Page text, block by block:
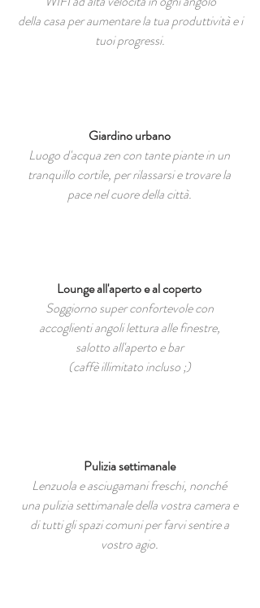
della casa per aumentare la tua produttività e i
tuoi progressi.
Giardino urbano
Luogo d'acqua zen con tante piante in un
tranquillo cortile, per rilassarsi e trovare la
pace nel cuore della città.
Lounge all'aperto e al coperto
Soggiorno super confortevole con
accoglienti angoli lettura alle finestre,
salotto all'aperto e bar
(caffè illimitato incluso ;)
Pulizia settimanale
Lenzuola e asciugamani freschi, nonché
una pulizia settimanale della vostra camera e
di tutti gli spazi comuni per farvi sentire a
vostro agio.